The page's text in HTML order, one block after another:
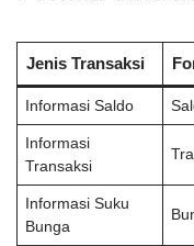
Jenis Transaksi
Informasi Saldo
Informasi
Transaksi
Informasi Suku
Bunga